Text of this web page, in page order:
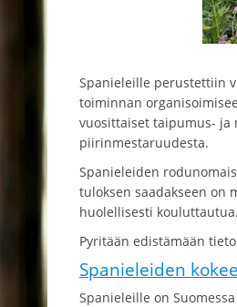
Spanieleille perustettiin
toiminnan
vuosittaiset taipumus- ja
piirinmestaruudesta.
Spanieleiden
tuloksen saadakseen on
huolellisesti
Pyritään edistämään
Spanieleiden
Spanieleille on